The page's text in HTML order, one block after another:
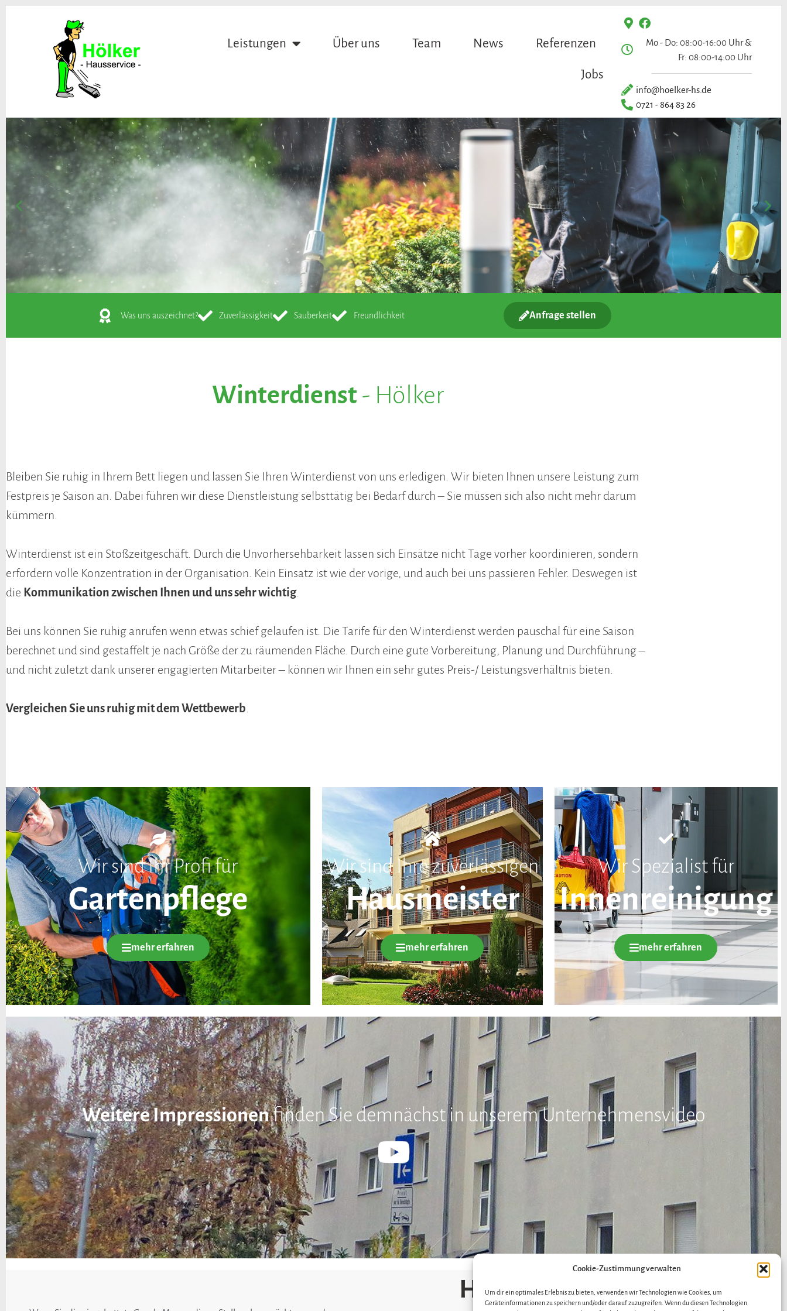
Cookie-Zustimmung verwalten
Um dir ein optimales Erlebnis zu bieten, verwenden wir Technologien wie Cookies, um
Geräteinformationen zu speichern und/oder darauf zuzugreifen. Wenn du diesen Technologien
Leistungen Über uns Team News Referenzen
Jobs
Mo - Do: 08:00-16:00 Uhr &
Fr: 08:00-14:00 Uhr
info@hoelker-hs.de
0721 - 864 83 26
Was uns auszeichnet? Zuverlässigkeit Sauberkeit Freundlichkeit Anfrage stellen
Winterdienst - Hölker
Bleiben Sie ruhig in Ihrem Bett liegen und lassen Sie Ihren Winterdienst von uns erledigen. Wir bieten Ihnen unsere Leistung zum
Festpreis je Saison an. Dabei führen wir diese Dienstleistung selbsttätig bei Bedarf durch – Sie müssen sich also nicht mehr darum
kümmern.
Winterdienst ist ein Stoßzeitgeschäft. Durch die Unvorhersehbarkeit lassen sich Einsätze nicht Tage vorher koordinieren, sondern
erfordern volle Konzentration in der Organisation. Kein Einsatz ist wie der vorige, und auch bei uns passieren Fehler. Deswegen ist
die Kommunikation zwischen Ihnen und uns sehr wichtig.
Bei uns können Sie ruhig anrufen wenn etwas schief gelaufen ist. Die Tarife für den Winterdienst werden pauschal für eine Saison
berechnet und sind gestaffelt je nach Größe der zu räumenden Fläche. Durch eine gute Vorbereitung, Planung und Durchführung –
und nicht zuletzt dank unserer engagierten Mitarbeiter – können wir Ihnen ein sehr gutes Preis-/ Leistungsverhältnis bieten.
Vergleichen Sie uns ruhig mit dem Wettbewerb
Wir sind Ihr Profi für
Gartenpflege
mehr erfahren
Wir sind Ihre zuverlässigen
Hausmeister
mehr erfahren
Wir Spezialist für
Innenreinigung
mehr erfahren
Weitere Impressionenfinden Sie demnächst in unserem Unternehmensvideo
Hölker-Hausservice e.K.